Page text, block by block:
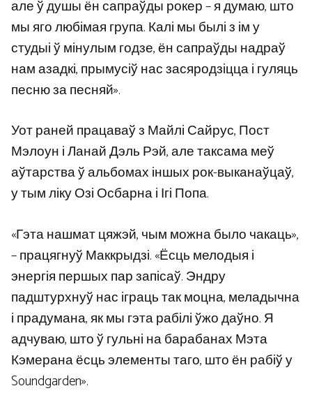
але ў душы ён сапраўды рокер – я думаю, што
мы яго любімая група. Калі мы былі з ім у
студыі ў мінулым годзе, ён сапраўды надраў
нам азадкі, прымусіў нас засяродзіцца і гуляць
песню за песняй».
Уот раней працаваў з Майлі Сайрус, Пост
Мэлоун і Ланай Дэль Рэй, але таксама меў
аўтарства ў альбомах іншых рок-выканаўцаў,
у тым ліку Озі Осбарна і Ігі Попа.
«Гэта нашмат цяжэй, чым можна было чакаць»,
– працягнуў Маккрыдзі. «Ёсць мелодыя і
энергія першых пар запісаў. Эндру
падштурхнуў нас іграць так моцна, меладычна
і прадумана, як мы гэта рабілі ўжо даўно. Я
адчуваю, што ў гульні на барабанах Мэта
Кэмерана ёсць элементы таго, што ён рабіў у
Soundgarden».